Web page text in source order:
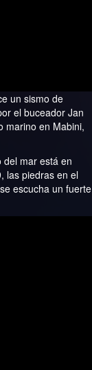
un sismo de
el buceador Jan
marino en Mabini,
del mar está en
las piedras en el
escucha un fuerte